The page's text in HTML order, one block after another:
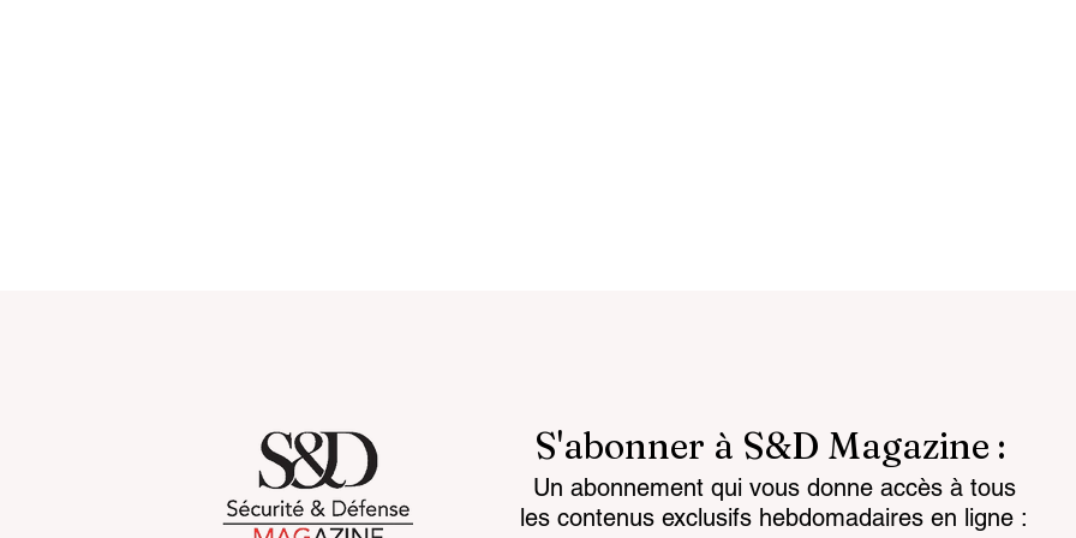
Customs 2030: a new era
Cognitive battlespace the
CCP's war for the mind
Chemical regulations:
challenge facing land-
S'abonner à S&D Magazine :
Un abonnement qui vous donne accès à tous
les contenus exclusifs hebdomadaires en ligne :